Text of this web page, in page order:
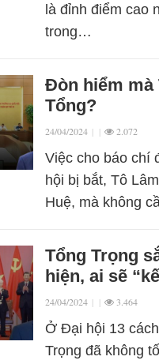
là đỉnh điểm cao
trong…
Đòn hiểm mà
Tổng?
24/04/2024 | | 2.072
Việc cho báo chí
hội bị bắt, Tô
Huệ, mà không
Tổng Trọng
hiện, ai sẽ
24/04/2024 | | 3.464
Ở Đại hội 13
Trọng đã không